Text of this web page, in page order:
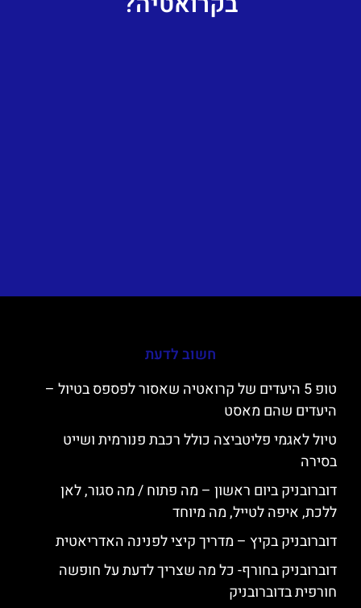
חשוב לדעת
טופ 5 היעדים של קרואטיה שאסור לפספס בטיול –
היעדים שהם מאסט
טיול לאגמי פליטביצה כולל רכבת פנורמית ושייט
בסירה
דוברובניק ביום ראשון – מה פתוח / מה סגור, לאן
ללכת, איפה לטייל, מה מיוחד
דוברובניק בקיץ – מדריך קיצי לפנינה האדריאטית
דוברובניק בחורף- כל מה שצריך לדעת על חופשה
חורפית בדוברובניק